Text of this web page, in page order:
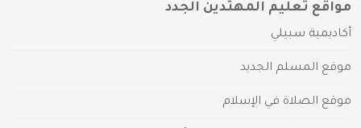
مواقع تعليم المهتدين الجدد
أكاديمية سبيلي
موقع المسلم الجديد
موقع الصلاة في الإسلام